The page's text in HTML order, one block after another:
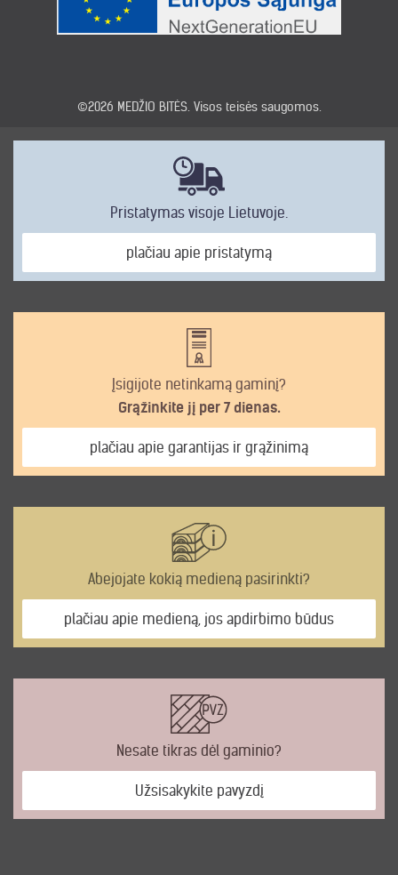
©2026 MEDŽIO BITĖS. Visos teisės saugomos.
Pristatymas visoje Lietuvoje.
plačiau apie pristatymą
Įsigijote netinkamą gaminį?
Grąžinkite jį per 7 dienas.
plačiau apie garantijas ir grąžinimą
Abejojate kokią medieną pasirinkti?
plačiau apie medieną, jos apdirbimo būdus
Nesate tikras dėl gaminio?
Užsisakykite pavyzdį